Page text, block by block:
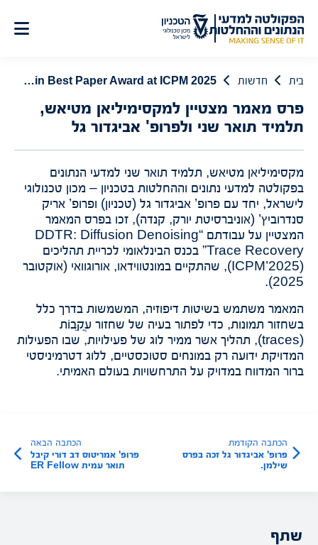
לתוכן
בית חדשות Maximilian Matyash Master’s Student and Professors Prof. Avigdor Gal Win Best Paper Award at ICPM 2025
פרס מאמר מצטיין למקסימיליאן מטיאש,
תלמיד תואר שני ולפרופ' אביגדור גל
מקסימיליאן מטיאש, תלמיד תואר שני למדעי הנתונים
בפקולטה למדעי נתונים וההחלטות בטכניון – מכון טכנולוגי
לישראל, יחד עם פרופ’ אביגדור גל (טכניון) ופרופ’ אריק
סנדרוביץ’ (אוניברסיטת יורק, קנדה), זכו בפרס המאמר
המצטיין על עבודתם “DDTR: Diffusion Denoising
Trace Recovery” בכנס הבינלאומי לכריית תהליכים
(ICPM’2025), שהתקיים במונטווידאו, אורוגוואי (אוקטובר
2025).
המאמר משתמש בשיטות דיפוזיה, המשמשות בדרך כלל
בשחזור תמונות, כדי לפתור בעיה של שחזור עֲקֵבוֹת
(traces), תהליך אשר ממיר לוג של פעילויות, שבו הפעילות
המדויקת ידועה רק במונחים סטוכסטיים, ללוג דטרמיניסטי
ברור המדווח במדויק על התרחשויות בעולם האמיתי.
הכתבה הקודמת
פרופ' אביגדור גל זכה בפרס
שילמן.
הכתבה הבאה
פרופ' אמריטוס דב דורי קיבל
תואר עמית ER Fellow
שתף